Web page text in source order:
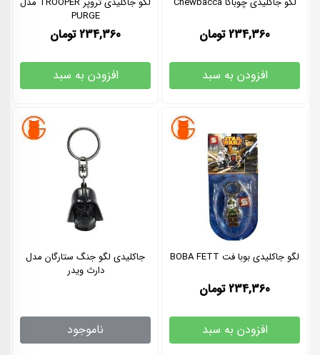
234,360 تومان
افزودن به سبد
PURGE
234,360 تومان
افزودن به سبد
لگو جاکلیدی بوبا فت BOBA FETT
234,360 تومان
افزودن به سبد
جاکلیدی لگو جنگ ستارگان مدل
دارث ویدر
ناموجود